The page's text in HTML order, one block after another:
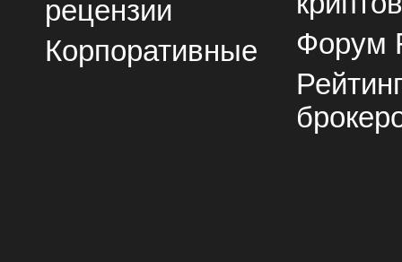
рецензии
Корпоративные
Форум